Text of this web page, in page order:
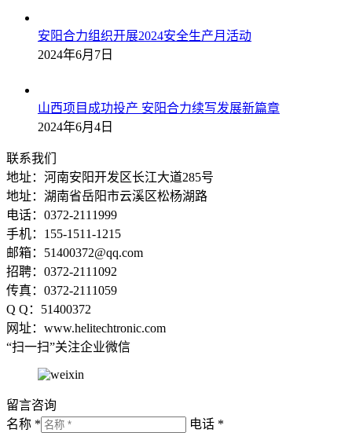
安阳合力组织开展2024安全生产月活动
2024年6月7日
山西项目成功投产 安阳合力续写发展新篇章
2024年6月4日
联系我们
地址：河南安阳开发区长江大道285号
地址：湖南省岳阳市云溪区松杨湖路
电话：0372-2111999
手机：155-1511-1215
邮箱：51400372@qq.com
招聘：0372-2111092
传真：0372-2111059
Q Q：51400372
网址：www.helitechtronic.com
“扫一扫”关注企业微信
留言咨询
名称 *
电话 *